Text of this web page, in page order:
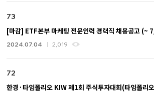
73
[마감] ETF본부 마케팅 전문인력 경력직 채용공고 (~
2024.07.04 2,019
72
한경·타임폴리오 KIW 제1회 주식투자대회(타임폴